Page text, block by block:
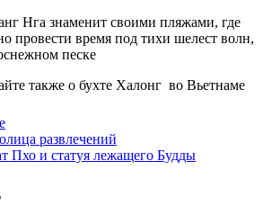
Нга знаменит своими пляжами, где
провести время под тихи шелест волн,
песке
также о бухте Халонг во Вьетнаме
развлечений
Пхо и статуя лежащего Будды